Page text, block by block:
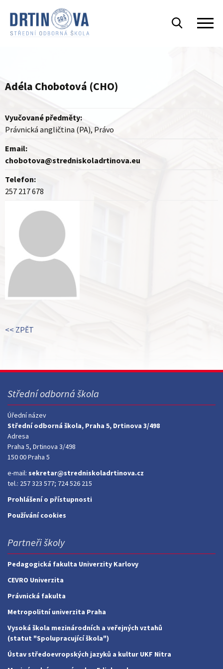
Adéla Chobotová (CHO)
Vyučované předměty:
Právnická angličtina (PA), Právo
Email:
chobotova@stredniskoladrtinova.eu
Telefon:
257 217 678
<< ZPĚT
Střední odborná škola
Úřední název
Střední odborná škola, Praha 5, Drtinova 3/498
Adresa
Praha 5, Drtinova 3/498
150 00 Praha 5
e-mail: sekretar@stredniskoladrtinova.cz
tel.: 257 323 577; 724 526 215
Prohlášení o přístupnosti
Používání cookies
Partneři školy
Pedagogická fakulta Univerzity Karlovy
CEVRO Univerzita
Právnická fakulta
Metropolitní univerzita Praha
Vysoká škola mezinárodních a veřejných vztahů
(statut "Spolupracující škola")
Ústav středoevropských jazyků a kultur UKF Nitra